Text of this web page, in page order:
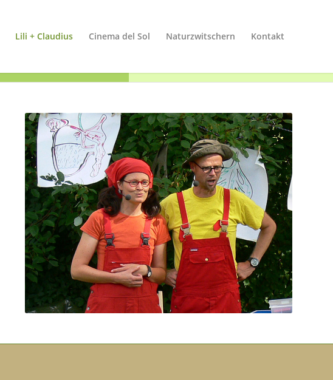
Lili + Claudius Cinema del Sol Naturzwitschern Kontakt